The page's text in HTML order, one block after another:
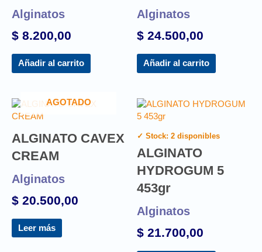
Alginatos
$ 8.200,00
Añadir al carrito
Alginatos
$ 24.500,00
Añadir al carrito
AGOTADO
ALGINATO CAVEX
CREAM
Alginatos
$ 20.500,00
Leer más
✓ Stock: 2 disponibles
ALGINATO
HYDROGUM 5
453gr
Alginatos
$ 21.700,00